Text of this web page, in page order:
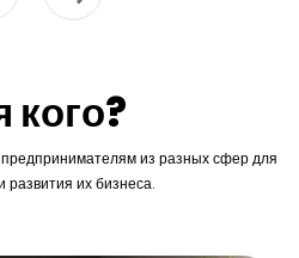
кого?
из разных сфер для
их бизнеса.